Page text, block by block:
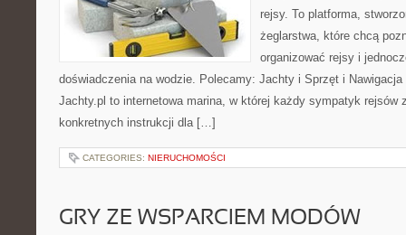
rejsy. To platforma,
żeglarstwa, które chcą
organizować rejsy i
doświadczenia na wodzie. Polecamy: Jachty i Sprzęt i
Jachty.pl to internetowa marina, w której każdy sympatyk rejsów
konkretnych instrukcji dla […]
CATEGORIES: NIERUCHOMOŚCI
GRY ZE WSPARCIEM MODÓW